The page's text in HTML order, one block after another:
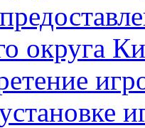
округа